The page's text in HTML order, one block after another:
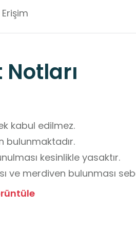
kabul edilmez.
bulunmaktadır.
kesinlikle yasaktır.
ve merdiven bulunması
yönlendirmelerini